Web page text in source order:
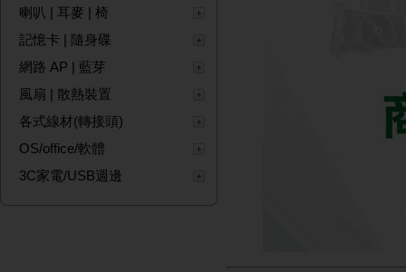
喇叭 | 耳麥 | 椅
記憶卡 | 隨身碟
網路 AP | 藍芽
風扇 | 散熱裝置
各式線材(轉接頭)
OS/office/軟體
3C家電/USB週邊